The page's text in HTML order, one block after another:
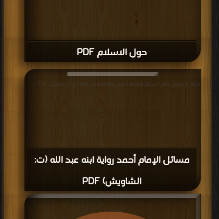
المنحدرين من سلالة أهل البيت هم المؤهلون الوحيدون لإصدار الفتوى .
هناك فرق جوهري أخر لمفهوم الفتوى بين السنة والشيعة فالفتوى في
نظر الشيعة هو مرسوم ديني يجب على كل من يعتبر نفسه شيعيا
الالتزام أو العمل بما ورد فيه ويكون عملية أختيار المفتي من قبل هيئة
من الفقهاء الذين تم تخويلهم من قبل مايسمى لدى الشيعة أئمة
الشعب العراقي من قبل قوة احتلال موالية لاعداء الله» ولكن محمد
سيد طنطاوي أعلن رفضه لهذه الفتوى وقال «ان لجنة علماء الازهر غير
لمحاسبتهم على هذا التصرف» ومن الجدير بالذكر إن هناك انطباعا سائدا
بأن الحكومة في مصر تحاول بطريقة أو بأخرى وصول علماء دين
معتدلين إلى مرتبة المفتي لكي تتحكم بصورة غير مباشرة على البعد
حول الاسلام PDF
مسائل الإمام أحمد رواية ابنه عبد الله (ت:
الشاويش) PDF
قراءة و تحميل كتاب مسائل الإمام أحمد رواية ابنه عبد الله (ت: الشاويش) PDF مجانا